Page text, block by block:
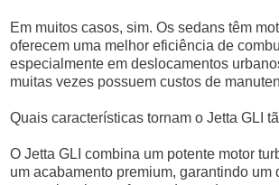
Em muitos casos, sim. Os sedans têm
oferecem uma melhor eficiência de
especialmente em deslocamentos
muitas vezes possuem custos de
Quais características tornam o Jetta GLI
O Jetta GLI combina um potente motor
um acabamento premium, garantindo um